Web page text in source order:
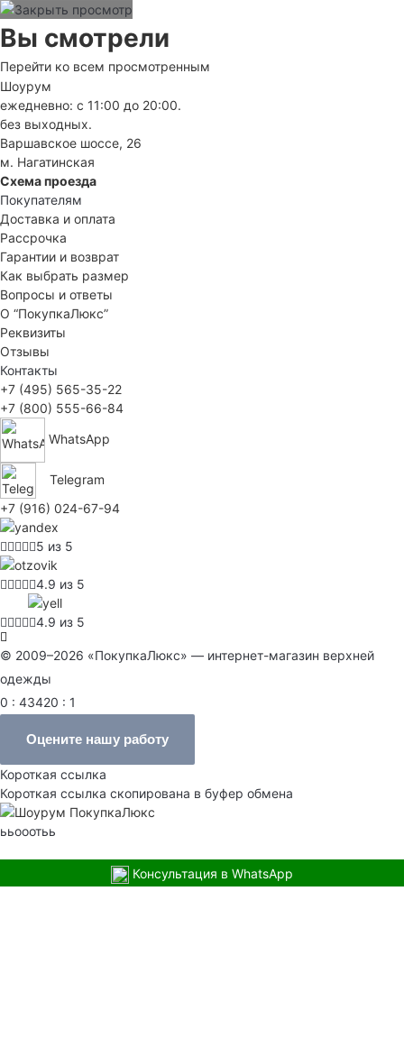
Вы смотрели
Перейти ко всем просмотренным
Шоурум
ежедневно: с 11:00 до 20:00.
без выходных.
Варшавское шоссе, 26
м. Нагатинская
Схема проезда
Покупателям
Доставка и оплата
Рассрочка
Гарантии и возврат
Как выбрать размер
Вопросы и ответы
О “ПокупкаЛюкс”
Реквизиты
Отзывы
Контакты
+7 (495) 565-35-22
+7 (800) 555-66-84
WhatsApp
Telegram
+7 (916) 024-67-94
5 из 5
4.9 из 5
4.9 из 5
© 2009–2026 «ПокупкаЛюкс» — интернет-магазин верхней
одежды
0 : 43420 : 1
Оцените нашу работу
Короткая ссылка
Короткая ссылка скопирована в буфер обмена
ььооотьь
Консультация в WhatsApp